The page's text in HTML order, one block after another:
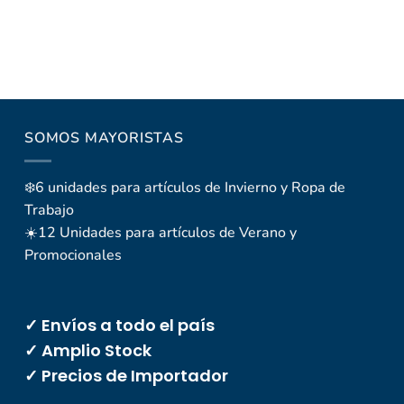
SOMOS MAYORISTAS
❄️6 unidades para artículos de Invierno y Ropa de
Trabajo
☀️12 Unidades para artículos de Verano y
Promocionales
✓ Envíos a todo el país
✓ Amplio Stock
✓ Precios de Importador